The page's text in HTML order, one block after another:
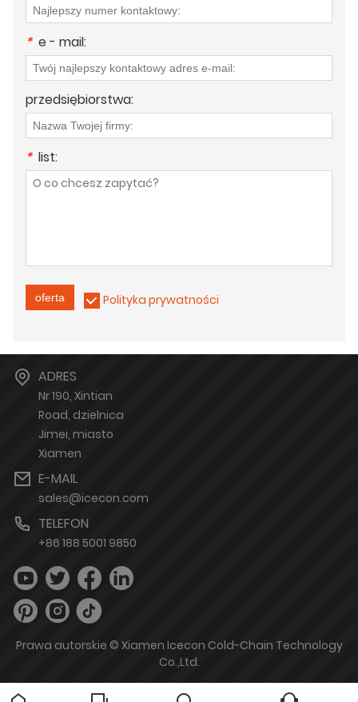
* e - mail:
przedsiębiorstwa:
* list:
oferta Polityka prywatności
ADRES
Nr 190, Xintian
Road, dzielnica
Jimei, miasto
Xiamen
E-MAIL
sales@icecon.com
TELEFON
+86 188 5001 9850
Prawa autorskie © Xiamen Icecon Cold-Chain Technology
Co.,Ltd.